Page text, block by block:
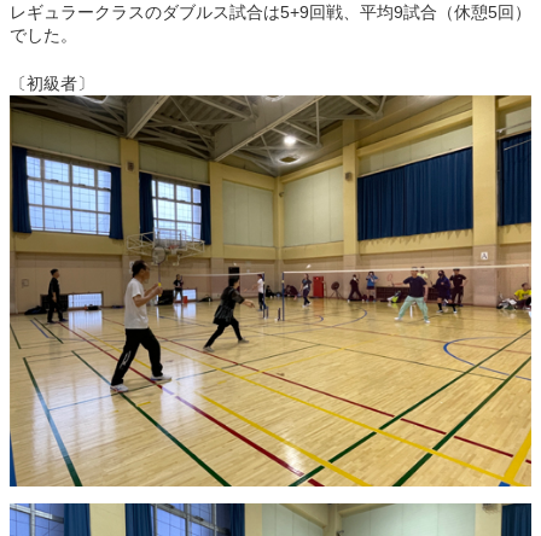
レギュラークラスのダブルス試合は5+9回戦、平均9試合（休憩5回）
でした。
〔初級者〕